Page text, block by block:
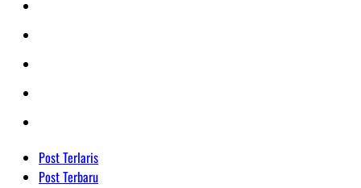
Post Terlaris
Post Terbaru